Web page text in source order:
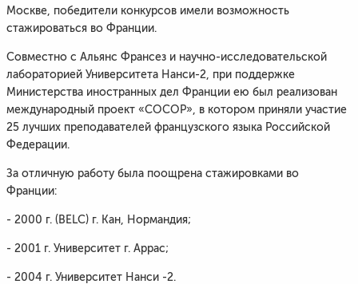
Москве, победители конкурсов имели возможность
стажироваться во Франции.
Совместно с Альянс Франсез и научно-исследовательской
лабораторией Университета Нанси-2, при поддержке
Министерства иностранных дел Франции ею был реализован
международный проект «COCOP», в котором приняли участие
25 лучших преподавателей французского языка Российской
Федерации.
За отличную работу была поощрена стажировками во
Франции:
- 2000 г. (BELC) г. Кан, Нормандия;
- 2001 г. Университет г. Аррас;
- 2004 г. Университет Нанси -2.